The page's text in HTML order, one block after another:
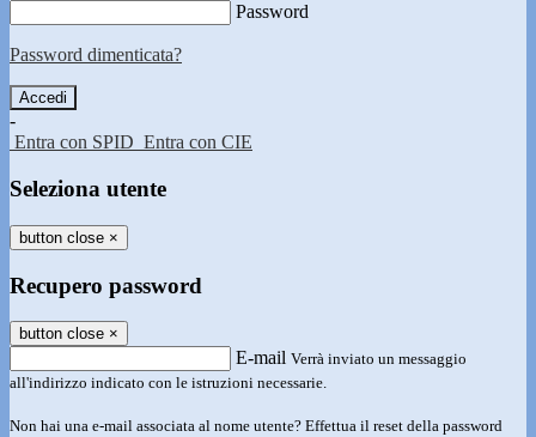
Password
Password dimenticata?
-
Entra con SPID Entra con CIE
Seleziona utente
button close ×
Recupero password
button close ×
E-mail Verrà inviato un messaggio
all'indirizzo indicato con le istruzioni necessarie.
Non hai una e-mail associata al nome utente? Effettua il reset della password